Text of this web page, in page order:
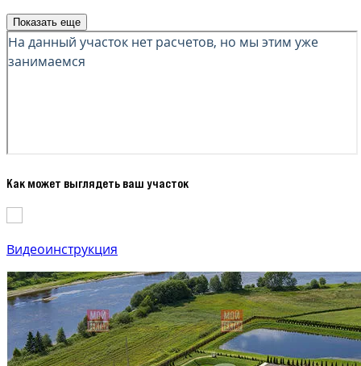
Показать еще
Как может выглядеть ваш участок
Видеоинструкция